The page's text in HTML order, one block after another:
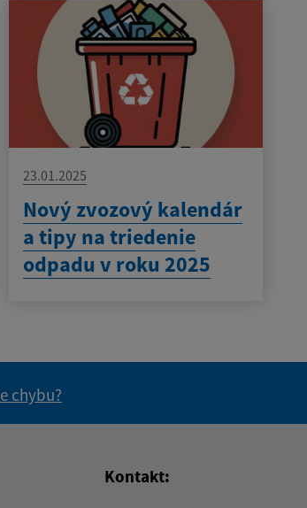
23.01.2025
Nový zvozový kalendár
a tipy na triedenie
odpadu v roku 2025
chybu?
Kontakt: